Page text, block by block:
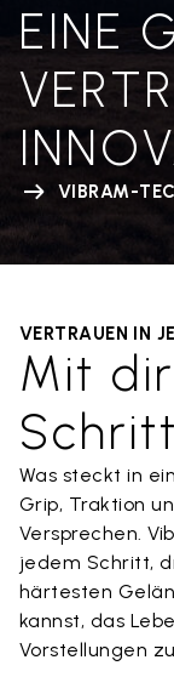
EINE
VIBRAM-
VERTRAUEN IN
Mit
Was steckt in
Grip, Traktion
Versprechen.
jedem Schritt,
härtesten
kannst, das
Vorstellungen